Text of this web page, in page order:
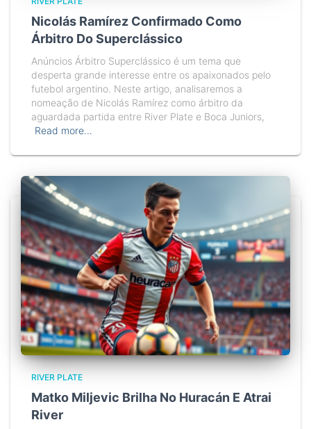
Nicolás Ramírez Confirmado Como
Árbitro Do Superclássico
Anúncios Árbitro Superclássico é um tema que
desperta grande interesse entre os apaixonados pelo
futebol argentino. Neste artigo, analisaremos a
nomeação de Nicolás Ramírez como árbitro da
aguardada partida entre River Plate e Boca Juniors,
Read more…
RIVER PLATE
Matko Miljevic Brilha No Huracán E Atrai
River